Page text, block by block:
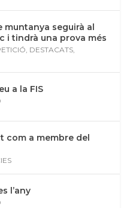
muntanya seguirà al
i tindrà una prova més
, DESTACATS,
a la FIS
com a membre del
l’any